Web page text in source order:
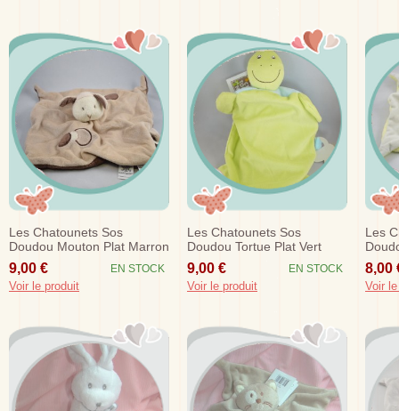
Les Chatounets Sos
Doudou Mouton Plat Marron
Beige
9,00 € EN STOCK
Voir le produit
Les Chatounets Sos
Doudou Tortue Plat Vert
Carapace Bleu Rond Blanc
9,00 € EN STOCK
Voir le produit
Les
Vert
8,00
Voir